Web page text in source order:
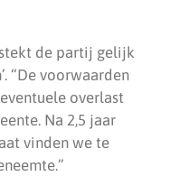
de partij gelijk
“De voorwaarden
overlast
Na 2,5 jaar
vinden we te